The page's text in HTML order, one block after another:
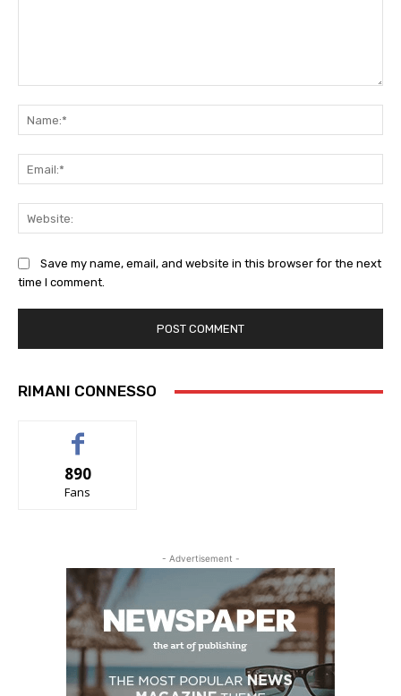
Save my name, email, and website in this browser for the next
time I comment.
RIMANI CONNESSO
890
Fans
- Advertisement -